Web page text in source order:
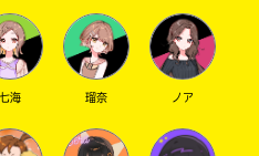
七海 瑠奈 ノア